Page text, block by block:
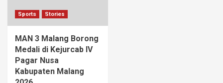
Sports Stories
MAN 3 Malang Borong
Medali di Kejurcab IV
Pagar Nusa
Kabupaten Malang